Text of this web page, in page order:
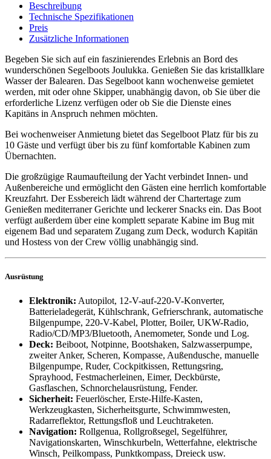
Beschreibung
Technische Spezifikationen
Preis
Zusätzliche Informationen
Begeben Sie sich auf ein faszinierendes Erlebnis an Bord des
wunderschönen Segelboots Joulukka. Genießen Sie das kristallklare
Wasser der Balearen. Das Segelboot kann wochenweise gemietet
werden, mit oder ohne Skipper, unabhängig davon, ob Sie über die
erforderliche Lizenz verfügen oder ob Sie die Dienste eines
Kapitäns in Anspruch nehmen möchten.
Bei wochenweiser Anmietung bietet das Segelboot Platz für bis zu
10 Gäste und verfügt über bis zu fünf komfortable Kabinen zum
Übernachten.
Die großzügige Raumaufteilung der Yacht verbindet Innen- und
Außenbereiche und ermöglicht den Gästen eine herrlich komfortable
Kreuzfahrt. Der Essbereich lädt während der Chartertage zum
Genießen mediterraner Gerichte und leckerer Snacks ein. Das Boot
verfügt außerdem über eine komplett separate Kabine im Bug mit
eigenem Bad und separatem Zugang zum Deck, wodurch Kapitän
und Hostess von der Crew völlig unabhängig sind.
Ausrüstung
Elektronik: Autopilot, 12-V-auf-220-V-Konverter,
Batterieladegerät, Kühlschrank, Gefrierschrank, automatische
Bilgenpumpe, 220-V-Kabel, Plotter, Boiler, UKW-Radio,
Radio/CD/MP3/Bluetooth, Anemometer, Sonde und Log.
Deck: Beiboot, Notpinne, Bootshaken, Salzwasserpumpe,
zweiter Anker, Scheren, Kompasse, Außendusche, manuelle
Bilgenpumpe, Ruder, Cockpitkissen, Rettungsring,
Sprayhood, Festmacherleinen, Eimer, Deckbürste,
Gasflaschen, Schnorchelausrüstung, Fender.
Sicherheit: Feuerlöscher, Erste-Hilfe-Kasten,
Werkzeugkasten, Sicherheitsgurte, Schwimmwesten,
Radarreflektor, Rettungsfloß und Leuchtraketen.
Navigation: Rollgenua, Rollgroßsegel, Segelführer,
Navigationskarten, Winschkurbeln, Wetterfahne, elektrische
Winsch, Peilkompass, Punktkompass, Dreieck usw.